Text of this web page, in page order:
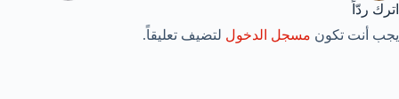
اترك ردّاً
يجب أنت تكون مسجل الدخول لتضيف تعليقاً.